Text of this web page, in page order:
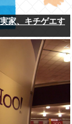
家、キチゲエす